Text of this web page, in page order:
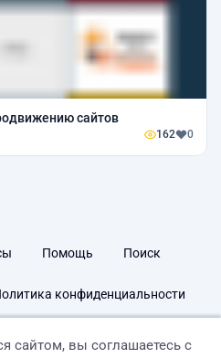
сайтов
162 0
Помощь Поиск
конфиденциальности
сайтом, вы соглашаетесь с